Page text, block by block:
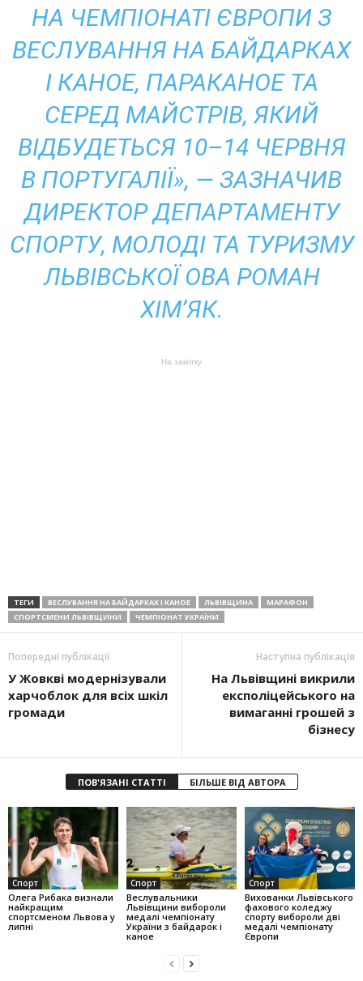
НА ЧЕМПІОНАТІ ЄВРОПИ З
ВЕСЛУВАННЯ НА БАЙДАРКАХ
І КАНОЕ, ПАРАКАНОЕ ТА
СЕРЕД МАЙСТРІВ, ЯКИЙ
ВІДБУДЕТЬСЯ 10–14 ЧЕРВНЯ
В ПОРТУГАЛІЇ», — ЗАЗНАЧИВ
ДИРЕКТОР ДЕПАРТАМЕНТУ
СПОРТУ, МОЛОДІ ТА ТУРИЗМУ
ЛЬВІВСЬКОЇ ОВА РОМАН
ХІМʼЯК.
На замітку
ТЕГИ ВЕСЛУВАННЯ НА БАЙДАРКАХ І КАНОЕ ЛЬВІВЩИНА
МАРАФОН
СПОРТСМЕНИ ЛЬВІВЩИНИ
ЧЕМПІОНАТ УКРАЇНИ
Попередні публікації
У Жовкві модернізували
харчоблок для всіх шкіл
громади
Наступна публікація
На Львівщині викрили
експоліцейського на
вимаганні грошей з
бізнесу
ПОВ'ЯЗАНІ СТАТТІ БІЛЬШЕ ВІД АВТОРА
Спорт
Олега Рибака визнали
найкращим
спортсменом Львова у
липні
Спорт
Веслувальники
Львівщини вибороли
медалі чемпіонату
України з байдарок і
каное
Спорт
Вихованки Львівського
фахового коледжу
спорту вибороли дві
медалі чемпіонату
Європи